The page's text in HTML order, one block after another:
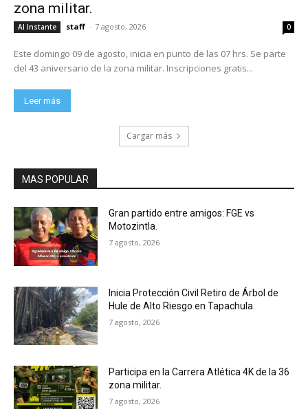
zona militar.
Al Instante staff - 7 agosto, 2026 0
Este domingo 09 de agosto, inicia en punto de las 07 hrs. Se parte
del 43 aniversario de la zona militar. Inscripciones gratis...
Leer más
Cargar más
MAS POPULAR
Gran partido entre amigos: FGE vs
Motozintla.
7 agosto, 2026
Inicia Protección Civil Retiro de Árbol de
Hule de Alto Riesgo en Tapachula.
7 agosto, 2026
Participa en la Carrera Atlética 4K de la 36
zona militar.
7 agosto, 2026